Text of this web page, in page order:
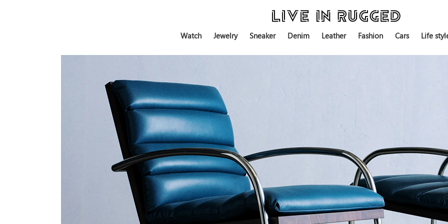
Watch Jewelry Sneaker Denim Leather Fashion Cars Life